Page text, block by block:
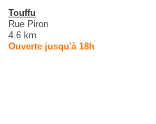
Touffu
Rue Piron
4.6 km
Ouverte jusqu'à 18h